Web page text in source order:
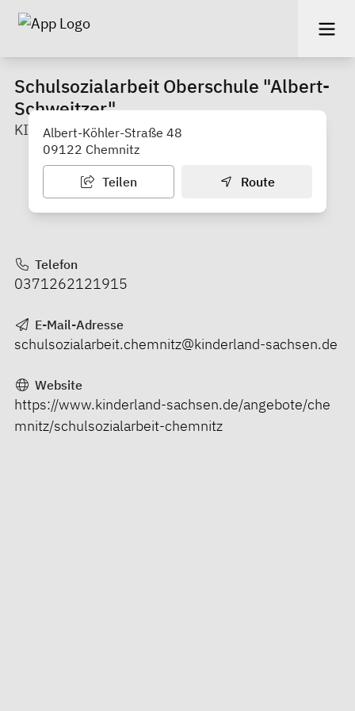
Schulsozialarbeit Oberschule "Albert-
Schweitzer"
KINDERLAND-Sachsen e. V. (Morgenleite)
Albert-Köhler-Straße 48
09122 Chemnitz
Teilen Route
Telefon
0371262121915
E-Mail-Adresse
schulsozialarbeit.chemnitz@kinderland-sachsen.de
Website
https://www.kinderland-sachsen.de/angebote/che
mnitz/schulsozialarbeit-chemnitz